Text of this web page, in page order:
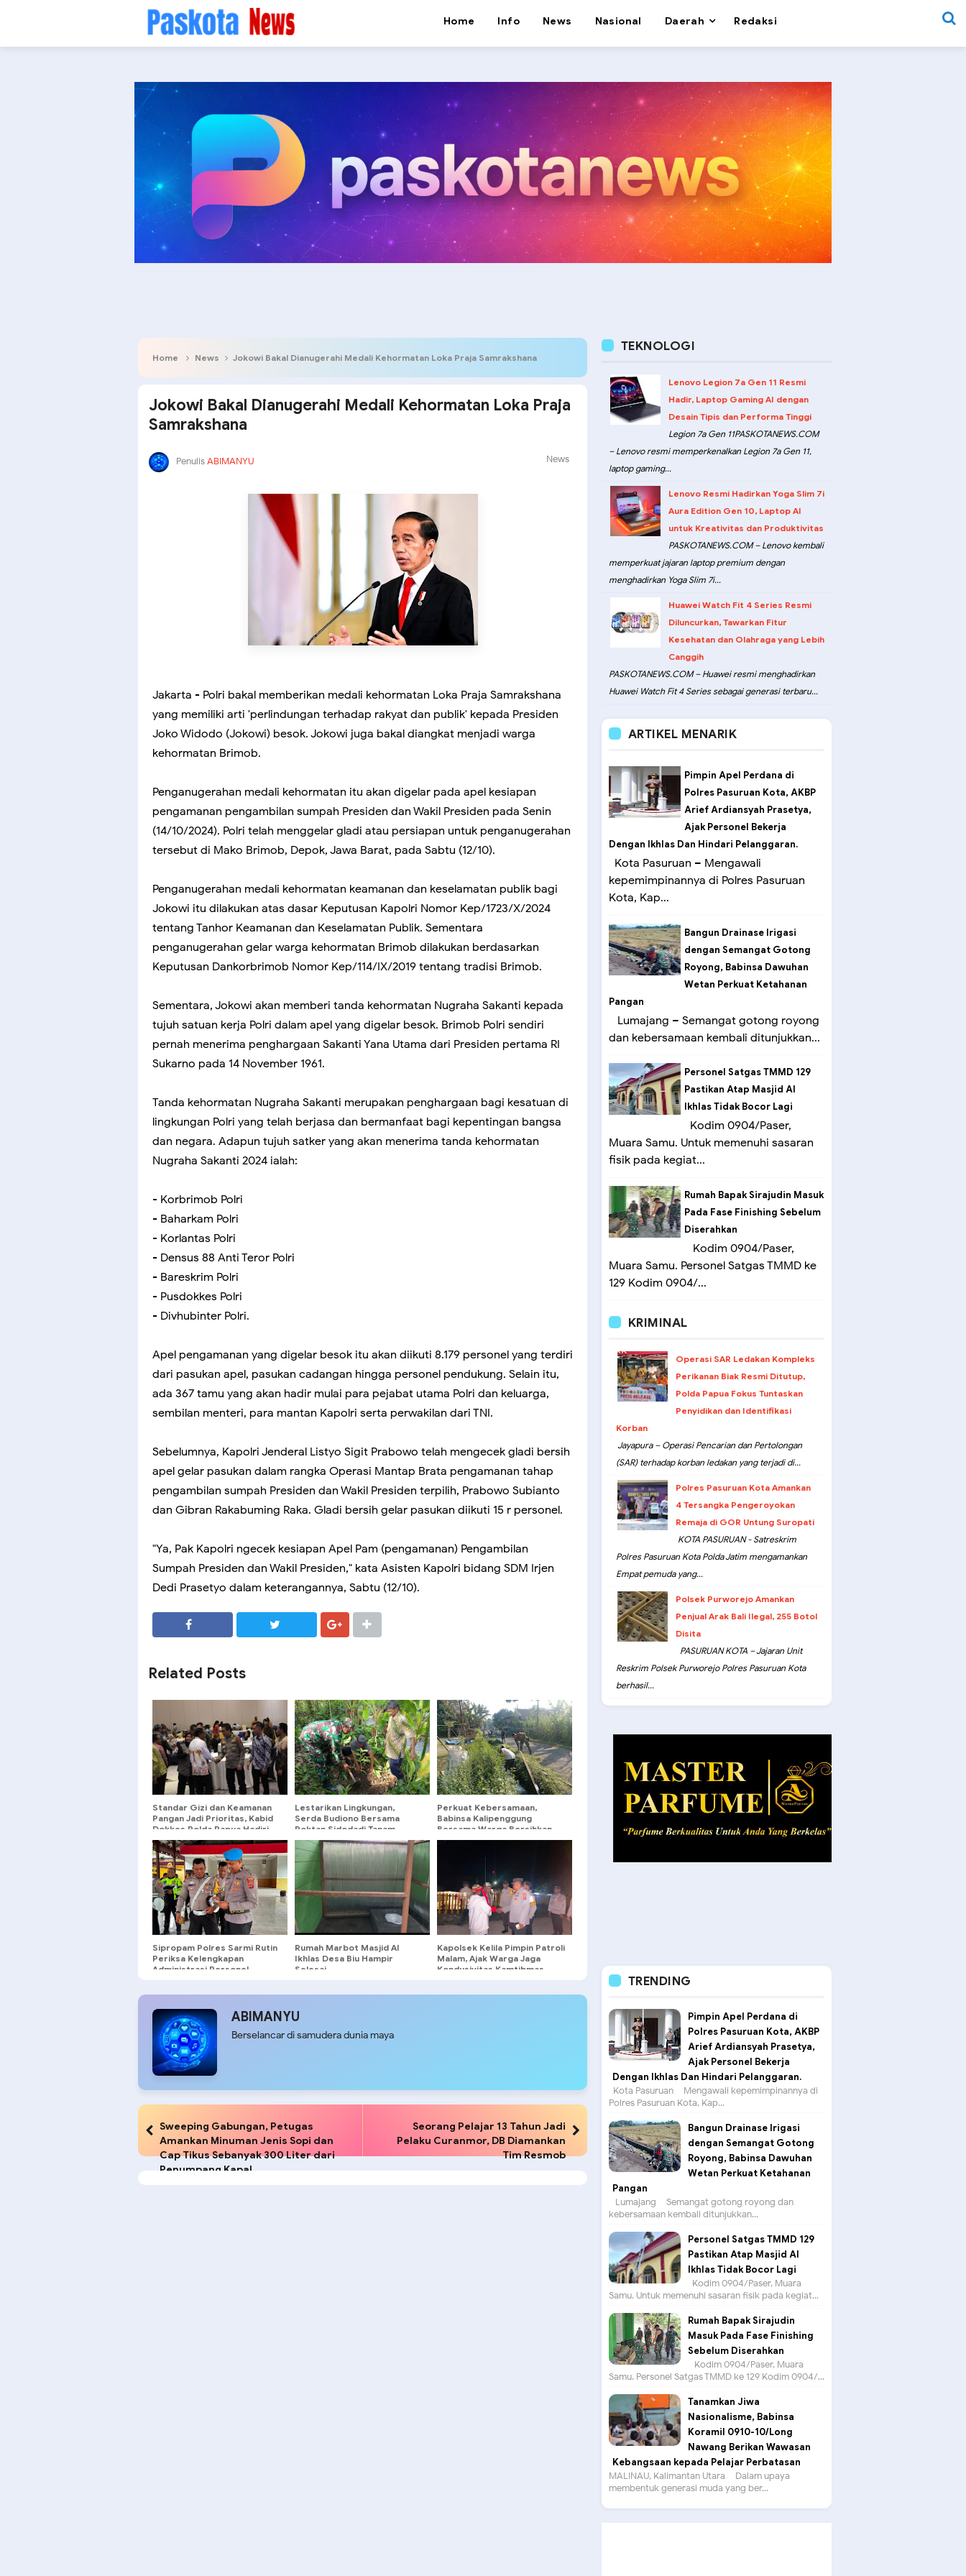
Home Info News Nasional Daerah Redaksi
Home News Jokowi Bakal Dianugerahi Medali Kehormatan Loka Praja Samrakshana
Jokowi Bakal Dianugerahi Medali Kehormatan Loka Praja
Samrakshana
PenulisABIMANYU News
Jakarta - Polri bakal memberikan medali kehormatan Loka Praja Samrakshana
yang memiliki arti 'perlindungan terhadap rakyat dan publik' kepada Presiden
Joko Widodo (Jokowi) besok. Jokowi juga bakal diangkat menjadi warga
kehormatan Brimob.
Penganugerahan medali kehormatan itu akan digelar pada apel kesiapan
pengamanan pengambilan sumpah Presiden dan Wakil Presiden pada Senin
(14/10/2024). Polri telah menggelar gladi atau persiapan untuk penganugerahan
tersebut di Mako Brimob, Depok, Jawa Barat, pada Sabtu (12/10).
Penganugerahan medali kehormatan keamanan dan keselamatan publik bagi
Jokowi itu dilakukan atas dasar Keputusan Kapolri Nomor Kep/1723/X/2024
tentang Tanhor Keamanan dan Keselamatan Publik. Sementara
penganugerahan gelar warga kehormatan Brimob dilakukan berdasarkan
Keputusan Dankorbrimob Nomor Kep/114/IX/2019 tentang tradisi Brimob.
Sementara, Jokowi akan memberi tanda kehormatan Nugraha Sakanti kepada
tujuh satuan kerja Polri dalam apel yang digelar besok. Brimob Polri sendiri
pernah menerima penghargaan Sakanti Yana Utama dari Presiden pertama RI
Sukarno pada 14 November 1961.
Tanda kehormatan Nugraha Sakanti merupakan penghargaan bagi kesatuan di
lingkungan Polri yang telah berjasa dan bermanfaat bagi kepentingan bangsa
dan negara. Adapun tujuh satker yang akan menerima tanda kehormatan
Nugraha Sakanti 2024 ialah:
- Korbrimob Polri
- Baharkam Polri
- Korlantas Polri
- Densus 88 Anti Teror Polri
- Bareskrim Polri
- Pusdokkes Polri
- Divhubinter Polri.
Apel pengamanan yang digelar besok itu akan diikuti 8.179 personel yang terdiri
dari pasukan apel, pasukan cadangan hingga personel pendukung. Selain itu,
ada 367 tamu yang akan hadir mulai para pejabat utama Polri dan keluarga,
sembilan menteri, para mantan Kapolri serta perwakilan dari TNI.
Sebelumnya, Kapolri Jenderal Listyo Sigit Prabowo telah mengecek gladi bersih
apel gelar pasukan dalam rangka Operasi Mantap Brata pengamanan tahap
pengambilan sumpah Presiden dan Wakil Presiden terpilih, Prabowo Subianto
dan Gibran Rakabuming Raka. Gladi bersih gelar pasukan diikuti 15 r personel.
"Ya, Pak Kapolri ngecek kesiapan Apel Pam (pengamanan) Pengambilan
Sumpah Presiden dan Wakil Presiden," kata Asisten Kapolri bidang SDM Irjen
Dedi Prasetyo dalam keterangannya, Sabtu (12/10).
Related Posts
Standar Gizi dan Keamanan
Pangan Jadi Prioritas, Kabid
Dokkes Polda Papua Hadiri
Workshop Program Makan
Bergizi Gratis
Lestarikan Lingkungan,
Serda Budiono Bersama
Poktan Sidodadi Tanam
Pohon Melalui Aksi Bersatu
Dengan Alam
Perkuat Kebersamaan,
Babinsa Kalipenggung
Bersama Warga Bersihkan
Lingkungan Jalan Dusun
Sipropam Polres Sarmi Rutin
Periksa Kelengkapan
Administrasi Personel,
Rumah Marbot Masjid Al
Ikhlas Desa Biu Hampir
Selesai
Kapolsek Kelila Pimpin Patroli
Malam, Ajak Warga Jaga
Kondusivitas Kamtibmas
ABIMANYU
Berselancar di samudera dunia maya
Sweeping Gabungan, Petugas
Amankan Minuman Jenis Sopi dan
Cap Tikus Sebanyak 300 Liter dari
Penumpang Kapal
Seorang Pelajar 13 Tahun Jadi
Pelaku Curanmor, DB Diamankan
Tim Resmob
TEKNOLOGI
Lenovo Legion 7a Gen 11 Resmi
Hadir, Laptop Gaming AI dengan
Desain Tipis dan Performa Tinggi
Legion 7a Gen 11PASKOTANEWS.COM
– Lenovo resmi memperkenalkan Legion 7a Gen 11,
laptop gaming...
Lenovo Resmi Hadirkan Yoga Slim 7i
Aura Edition Gen 10, Laptop AI
untuk Kreativitas dan Produktivitas
PASKOTANEWS.COM – Lenovo kembali
memperkuat jajaran laptop premium dengan
menghadirkan Yoga Slim 7i...
Huawei Watch Fit 4 Series Resmi
Diluncurkan, Tawarkan Fitur
Kesehatan dan Olahraga yang Lebih
Canggih
PASKOTANEWS.COM – Huawei resmi menghadirkan
Huawei Watch Fit 4 Series sebagai generasi terbaru...
ARTIKEL MENARIK
Pimpin Apel Perdana di
Polres Pasuruan Kota, AKBP
Arief Ardiansyah Prasetya,
Ajak Personel Bekerja
Dengan Ikhlas Dan Hindari Pelanggaran.
Kota Pasuruan – Mengawali
kepemimpinannya di Polres Pasuruan
Kota, Kap...
Bangun Drainase Irigasi
dengan Semangat Gotong
Royong, Babinsa Dawuhan
Wetan Perkuat Ketahanan
Pangan
Lumajang – Semangat gotong royong
dan kebersamaan kembali ditunjukkan...
Personel Satgas TMMD 129
Pastikan Atap Masjid Al
Ikhlas Tidak Bocor Lagi
Kodim 0904/Paser,
Muara Samu. Untuk memenuhi sasaran
fisik pada kegiat...
Rumah Bapak Sirajudin Masuk
Pada Fase Finishing Sebelum
Diserahkan
Kodim 0904/Paser,
Muara Samu. Personel Satgas TMMD ke
129 Kodim 0904/...
KRIMINAL
Operasi SAR Ledakan Kompleks
Perikanan Biak Resmi Ditutup,
Polda Papua Fokus Tuntaskan
Penyidikan dan Identifikasi
Korban
Jayapura – Operasi Pencarian dan Pertolongan
(SAR) terhadap korban ledakan yang terjadi di...
Polres Pasuruan Kota Amankan
4 Tersangka Pengeroyokan
Remaja di GOR Untung Suropati
KOTA PASURUAN - Satreskrim
Polres Pasuruan Kota Polda Jatim mengamankan
Empat pemuda yang...
Polsek Purworejo Amankan
Penjual Arak Bali Ilegal, 255 Botol
Disita
PASURUAN KOTA – Jajaran Unit
Reskrim Polsek Purworejo Polres Pasuruan Kota
berhasil...
TRENDING
Pimpin Apel Perdana di
Polres Pasuruan Kota, AKBP
Arief Ardiansyah Prasetya,
Ajak Personel Bekerja
Dengan Ikhlas Dan Hindari Pelanggaran.
Kota Pasuruan – Mengawali kepemimpinannya di
Polres Pasuruan Kota, Kap...
Bangun Drainase Irigasi
dengan Semangat Gotong
Royong, Babinsa Dawuhan
Wetan Perkuat Ketahanan
Pangan
Lumajang – Semangat gotong royong dan
kebersamaan kembali ditunjukkan...
Personel Satgas TMMD 129
Pastikan Atap Masjid Al
Ikhlas Tidak Bocor Lagi
Kodim 0904/Paser, Muara
Samu. Untuk memenuhi sasaran fisik pada kegiat...
Rumah Bapak Sirajudin
Masuk Pada Fase Finishing
Sebelum Diserahkan
Kodim 0904/Paser, Muara
Samu. Personel Satgas TMMD ke 129 Kodim 0904/...
Tanamkan Jiwa
Nasionalisme, Babinsa
Koramil 0910-10/Long
Nawang Berikan Wawasan
Kebangsaan kepada Pelajar Perbatasan
MALINAU, Kalimantan Utara – Dalam upaya
membentuk generasi muda yang ber...